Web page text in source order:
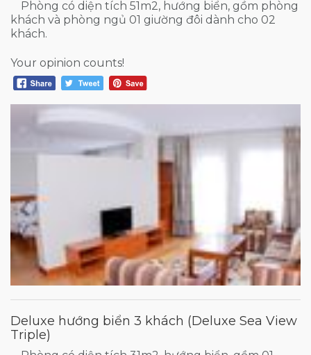
Phòng có diện tích 51m2, hướng biển, gồm phòng
khách và phòng ngủ 01 giường đôi dành cho 02
khách.
Your opinion counts!
Deluxe hướng biển 3 khách (Deluxe Sea View
Triple)